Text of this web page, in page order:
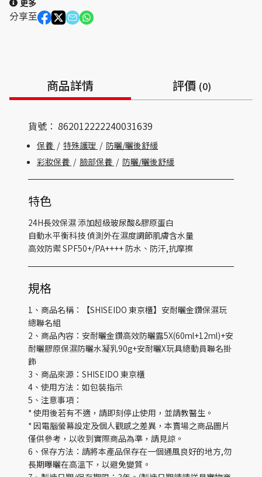
更多
分享至
商品詳情 評價 (0)
貨號： 862012222240031639
保養 / 特殊護理 / 防曬/曬後舒緩
彩妝保養 / 臉部保養 / 防曬/曬後舒緩
特色
24H長效保濕 添加超級玻尿酸&膠原蛋白
自動水平衡科技 偵測外在濕度調節肌膚含水量
高效防禦 SPF50+/PA++++ 防水、防汗,抗摩擦
規格
1、商品名稱：【SHISEIDO 東京櫃】安耐曬金鑽保濕玩
總聯名組
2、商品內容：安耐曬金鑽高效防曬露5X(60ml+12ml)+安
耐曬膠原保濕防曬水凝乳90g+安耐曬X玩具總動員聯名掛
飾
3、商品來源：SHISEIDO 東京櫃
4、使用方法：如包裝指示
5、注意事項：
* 使用後若有不適，請即刻停止使用，並請教醫生。
* 因電腦螢幕設定及個人觀感之差異，本賣場之商品圖片
僅供參考，以收到實際商品為準，請見諒。
6、保存方法：請將本產品保存在一個通風良好的地方,勿
長期曝曬在高溫下，以避免變質。